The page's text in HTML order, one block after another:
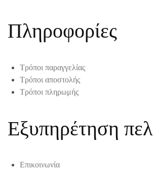
Πληροφορίες
Τρόποι παραγγελίας
Τρόποι αποστολής
Τρόποι πληρωμής
Εξυπηρέτηση
Επικοινωνία